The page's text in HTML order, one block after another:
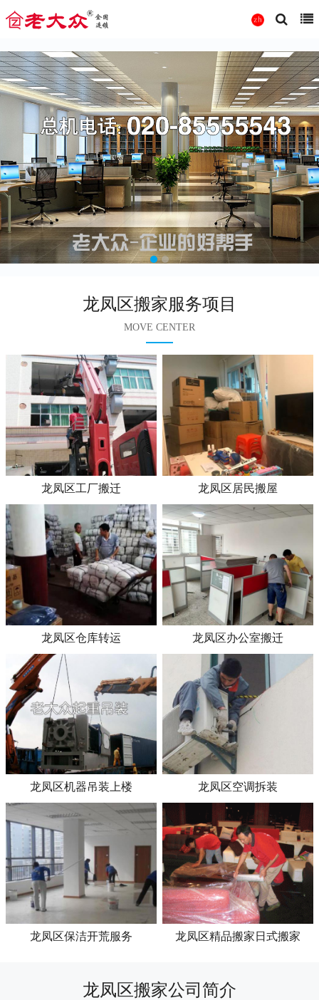
龙凤区搬家服务项目
MOVE CENTER
龙凤区工厂搬迁 龙凤区居民搬屋
龙凤区仓库转运 龙凤区办公室搬迁
龙凤区机器吊装上楼 龙凤区空调拆装
龙凤区保洁开荒服务 龙凤区精品搬家日式搬家
龙凤区搬家公司简介